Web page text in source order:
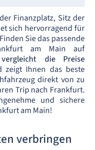
Finanzplatz, Sitz der
sich hervorragend für
Sie das passende
am Main auf
die Preise
zeigt Ihnen das beste
direkt von zu
Trip nach Frankfurt.
und sichere
am Main!
verbringen